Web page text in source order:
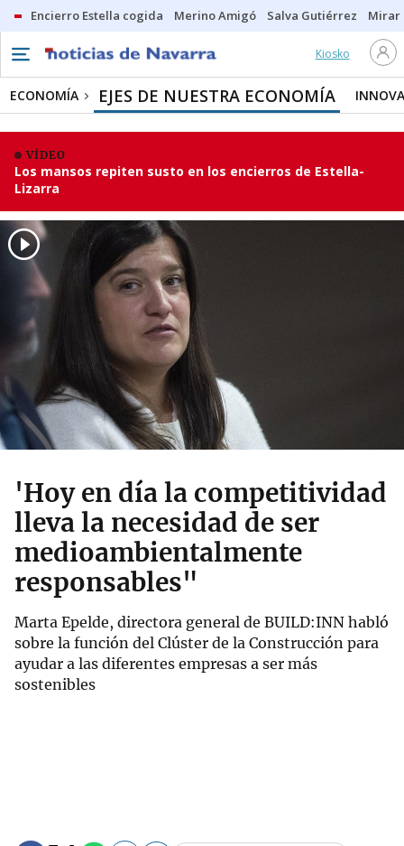
Encierro Estella cogida Merino Amigó Salva Gutiérrez Mirar
Kiosko
ECONOMÍA EJES DE NUESTRA ECONOMÍA
VÍDEO
Los mansos repiten susto en los encierros de Estella-
Lizarra
'Hoy en día la competitividad
lleva la necesidad de ser
medioambientalmente
responsables"
Marta Epelde, directora general de BUILD:INN habló
sobre la función del Clúster de la Construcción para
ayudar a las diferentes empresas a ser más
sostenibles